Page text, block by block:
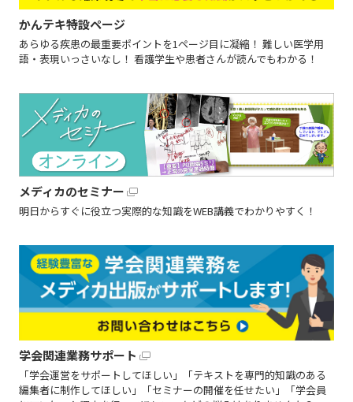
かんテキ特設ページ
あらゆる疾患の最重要ポイントを1ページ目に凝縮！ 難しい医学用
語・表現いっさいなし！ 看護学生や患者さんが読んでもわかる！
メディカのセミナー
明日からすぐに役立つ実際的な知識をWEB講義でわかりやすく！
学会関連業務サポート
「学会運営をサポートしてほしい」「テキストを専門的知識のある
編集者に制作してほしい」「セミナーの開催を任せたい」「学会員